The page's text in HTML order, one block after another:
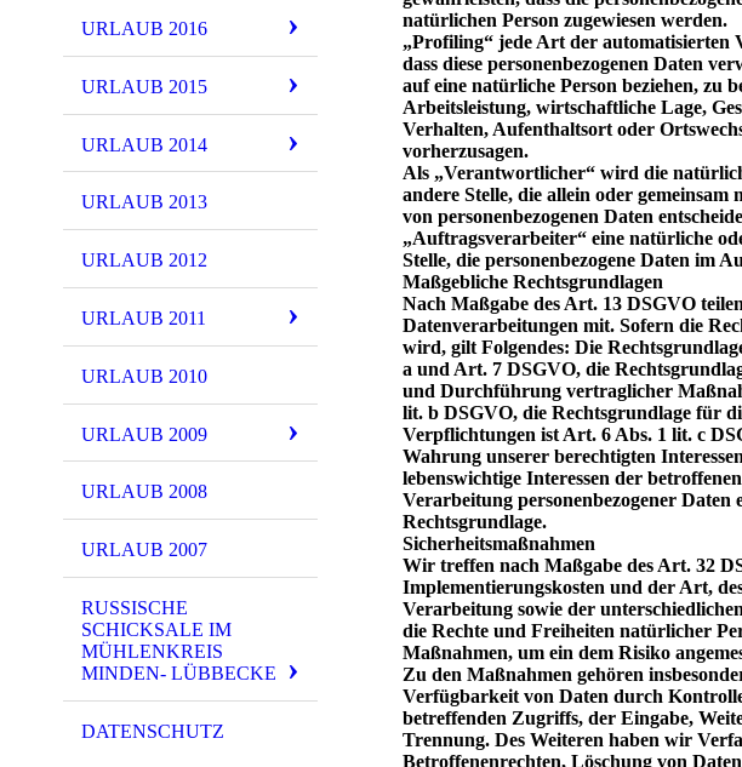
URLAUB 2016
URLAUB 2015
URLAUB 2014
URLAUB 2013
URLAUB 2012
URLAUB 2011
URLAUB 2010
URLAUB 2009
URLAUB 2008
URLAUB 2007
RUSSISCHE
SCHICKSALE IM
MÜHLENKREIS
MINDEN- LÜBBECKE
DATENSCHUTZ
natürlichen Person zugewiesen werden.
„Profiling“ jede Art der automatisierten
dass diese personenbezogenen Daten
auf eine natürliche Person beziehen, zu
Arbeitsleistung, wirtschaftliche Lage,
Verhalten, Aufenthaltsort oder
vorherzusagen.
Als „Verantwortlicher“ wird die
andere Stelle, die allein oder
von personenbezogenen Daten
„Auftragsverarbeiter“ eine natürliche
Stelle, die personenbezogene Daten im
Maßgebliche Rechtsgrundlagen
Nach Maßgabe des Art. 13 DSGVO
Datenverarbeitungen mit. Sofern die
wird, gilt Folgendes: Die
a und Art. 7 DSGVO, die
und Durchführung vertraglicher
lit. b DSGVO, die Rechtsgrundlage für
Verpflichtungen ist Art. 6 Abs. 1 lit. c
Wahrung unserer berechtigten
lebenswichtige Interessen der
Verarbeitung personenbezogener
Rechtsgrundlage.
Sicherheitsmaßnahmen
Wir treffen nach Maßgabe des Art. 32
Implementierungskosten und der Art,
Verarbeitung sowie der
die Rechte und Freiheiten natürlicher
Maßnahmen, um ein dem Risiko
Zu den Maßnahmen gehören
Verfügbarkeit von Daten durch Kontrolle
betreffenden Zugriffs, der Eingabe,
Trennung. Des Weiteren haben wir
Betroffenenrechten, Löschung von